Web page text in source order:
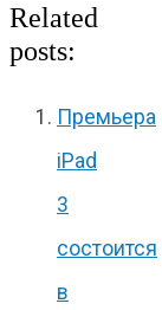
Related
posts:
Премьера
iPad
3
состоится
в